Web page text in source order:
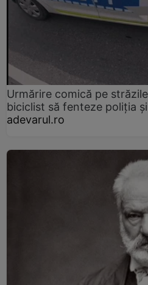
Urmărire comică pe
biciclist să fenteze poliția
adevarul.ro